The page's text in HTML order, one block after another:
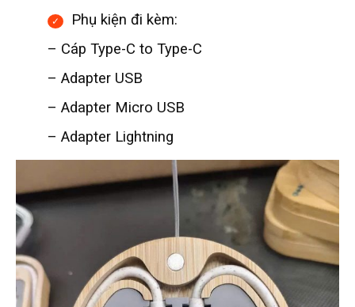
Phụ kiện đi kèm:
– Cáp Type-C to Type-C
– Adapter USB
– Adapter Micro USB
– Adapter Lightning